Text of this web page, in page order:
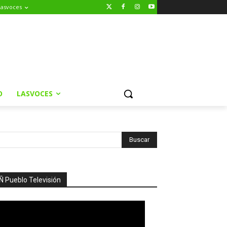
LASVOCES
Ñ Pueblo Televisión